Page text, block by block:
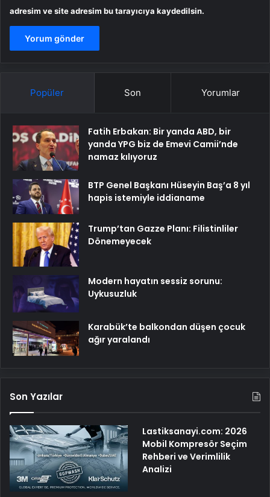
adresim ve site adresim bu tarayıcıya kaydedilsin.
Popüler Son Yorumlar
Fatih Erbakan: Bir yanda ABD, bir
yanda YPG biz de Emevi Camii’nde
namaz kılıyoruz
BTP Genel Başkanı Hüseyin Baş’a 8 yıl
hapis istemiyle iddianame
Trump’tan Gazze Planı: Filistinliler
Dönemeyecek
Modern hayatın sessiz sorunu:
Uykusuzluk
Karabük’te balkondan düşen çocuk
ağır yaralandı
Son Yazılar
Lastiksanayi.com: 2026
Mobil Kompresör Seçim
Rehberi ve Verimlilik
Analizi